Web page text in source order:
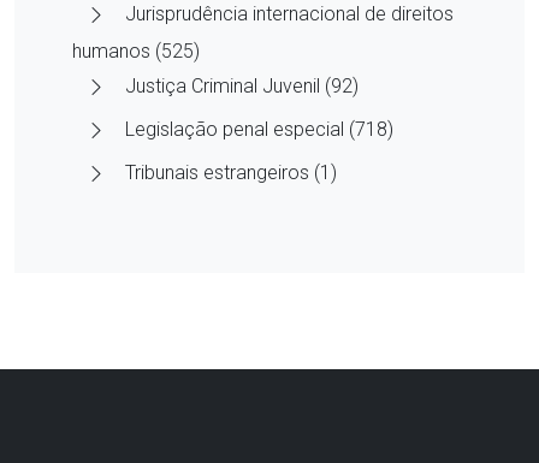
Jurisprudência internacional de direitos
humanos (525)
Justiça Criminal Juvenil (92)
Legislação penal especial (718)
Tribunais estrangeiros (1)